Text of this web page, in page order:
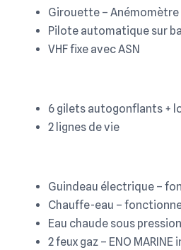
Girouette –
Pilote automatique sur
VHF fixe avec ASN
6 gilets autogonflants +
2 lignes de vie
Guindeau électrique –
Chauffe-eau –
Eau chaude sous pression
2 feux gaz – ENO MARINE